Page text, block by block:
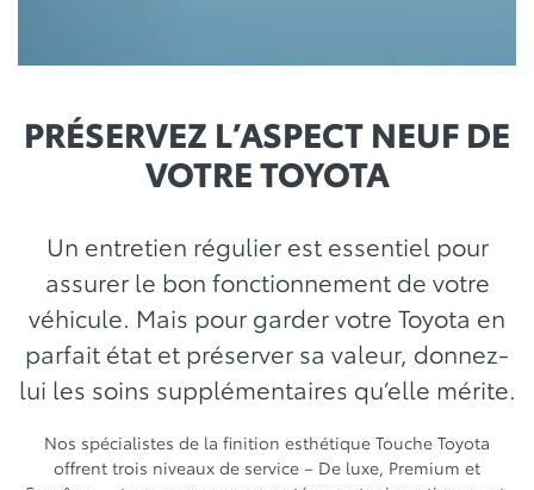
PRÉSERVEZ L’ASPECT NEUF DE
VOTRE TOYOTA
Un entretien régulier est essentiel pour
assurer le bon fonctionnement de votre
véhicule. Mais pour garder votre Toyota en
parfait état et préserver sa valeur, donnez-
lui les soins supplémentaires qu’elle mérite.
Nos spécialistes de la finition esthétique Touche Toyota
offrent trois niveaux de service – De luxe, Premium et